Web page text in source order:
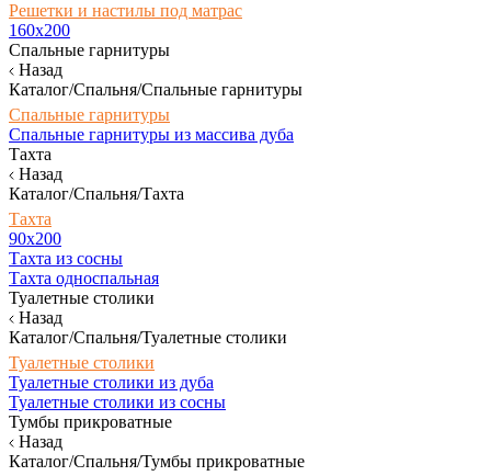
Решетки и настилы под матрас
160х200
Спальные гарнитуры
Назад
Каталог/Спальня/Спальные гарнитуры
Спальные гарнитуры
Спальные гарнитуры из массива дуба
Тахта
Назад
Каталог/Спальня/Тахта
Тахта
90х200
Тахта из сосны
Тахта односпальная
Туалетные столики
Назад
Каталог/Спальня/Туалетные столики
Туалетные столики
Туалетные столики из дуба
Туалетные столики из сосны
Тумбы прикроватные
Назад
Каталог/Спальня/Тумбы прикроватные